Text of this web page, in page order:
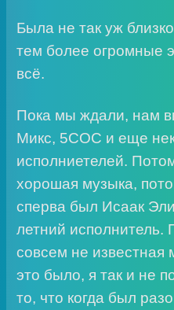
Была не так уж
тем более огромные
всё.
Пока мы ждали, нам
Микс, 5СОС и еще
исполниетелей.
хорошая музыка,
сперва был Исаак
летний
совсем не известная
это было, я так и не
то, что когда был